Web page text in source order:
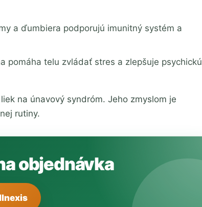
a ďumbiera podporujú imunitný systém a
pomáha telu zvládať stres a zlepšuje psychickú
na únavový syndróm. Jeho zmyslom je
rutiny.
objednávka